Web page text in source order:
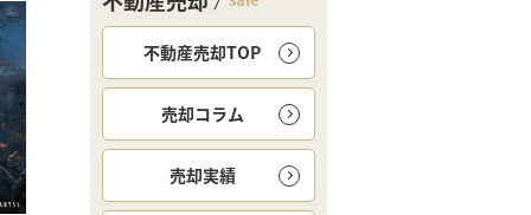
不動産売却TOP
売却コラム
売却実績